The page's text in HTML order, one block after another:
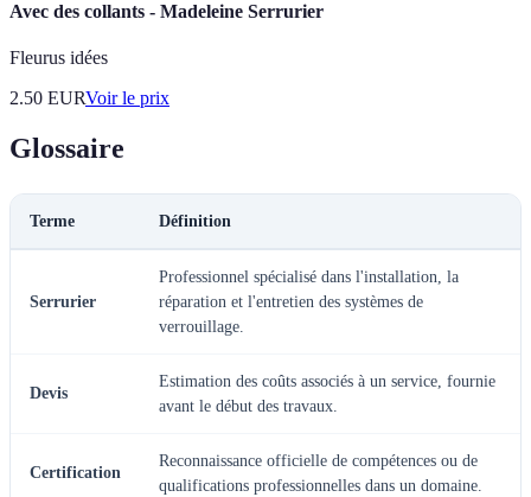
Avec des collants - Madeleine Serrurier
Fleurus idées
2.50 EURVoir le prix
Glossaire
Terme Définition
Serrurier
Professionnel spécialisé dans l'installation, la
réparation et l'entretien des systèmes de
verrouillage.
Devis
Estimation des coûts associés à un service, fournie
avant le début des travaux.
Certification
Reconnaissance officielle de compétences ou de
qualifications professionnelles dans un domaine.